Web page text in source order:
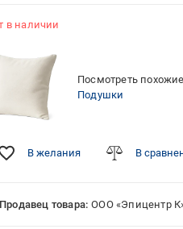
в наличии
Посмотреть
Подушки
В желания В
Продавец товара: ООО «Эпицентр